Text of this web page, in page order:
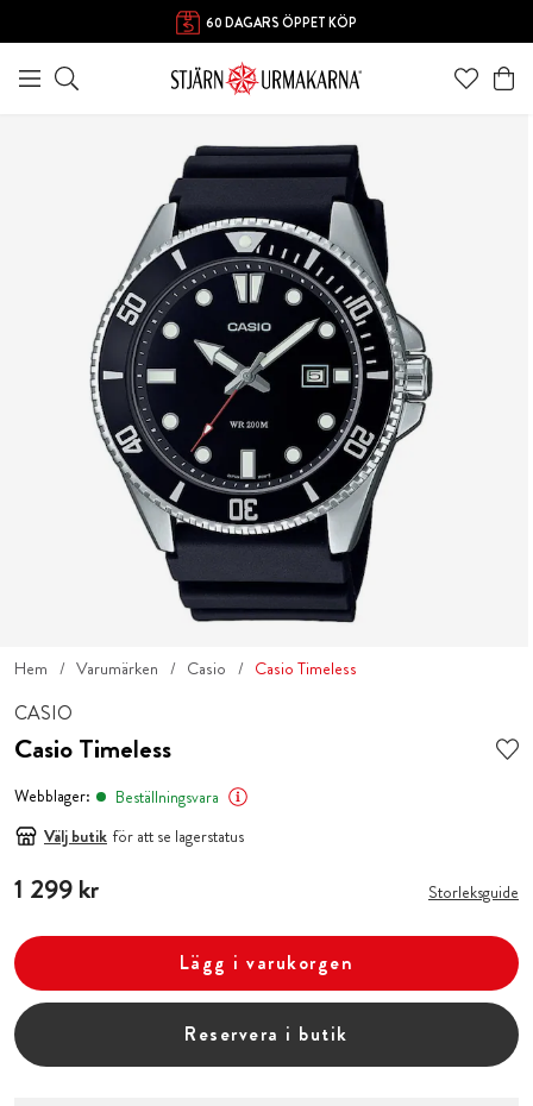
60 DAGARS ÖPPET KÖP
Hem Varumärken Casio Casio Timeless
CASIO
Casio Timeless
Webblager:
Beställningsvara
Välj butik för att se lagerstatus
Pris:1 299 kr
1 299 kr Storleksguide
Lägg i varukorgen
Reservera i butik